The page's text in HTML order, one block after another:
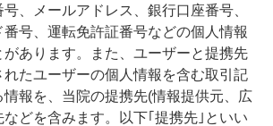
、メールアドレス、銀行口座番号、
番号、運転免許証番号などの個人情報
があります。また、ユーザーと提携先
れたユーザーの個人情報を含む取引記
報を、当院の提携先(情報提供元、広
どを含みます。以下｢提携先｣といい